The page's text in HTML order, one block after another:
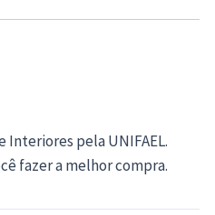
Interiores pela UNIFAEL.
fazer a melhor compra.